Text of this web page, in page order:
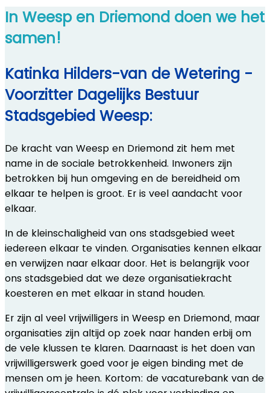
In Weesp en Driemond doen we het
samen!
Katinka Hilders-van de Wetering -
Voorzitter Dagelijks Bestuur
Stadsgebied Weesp:
De kracht van Weesp en Driemond zit hem met
name in de sociale betrokkenheid. Inwoners zijn
betrokken bij hun omgeving en de bereidheid om
elkaar te helpen is groot. Er is veel aandacht voor
elkaar.
In de kleinschaligheid van ons stadsgebied weet
iedereen elkaar te vinden. Organisaties kennen elkaar
en verwijzen naar elkaar door. Het is belangrijk voor
ons stadsgebied dat we deze organisatiekracht
koesteren en met elkaar in stand houden.
Er zijn al veel vrijwilligers in Weesp en Driemond, maar
organisaties zijn altijd op zoek naar handen erbij om
de vele klussen te klaren. Daarnaast is het doen van
vrijwilligerswerk goed voor je eigen binding met de
mensen om je heen. Kortom: de vacaturebank van de